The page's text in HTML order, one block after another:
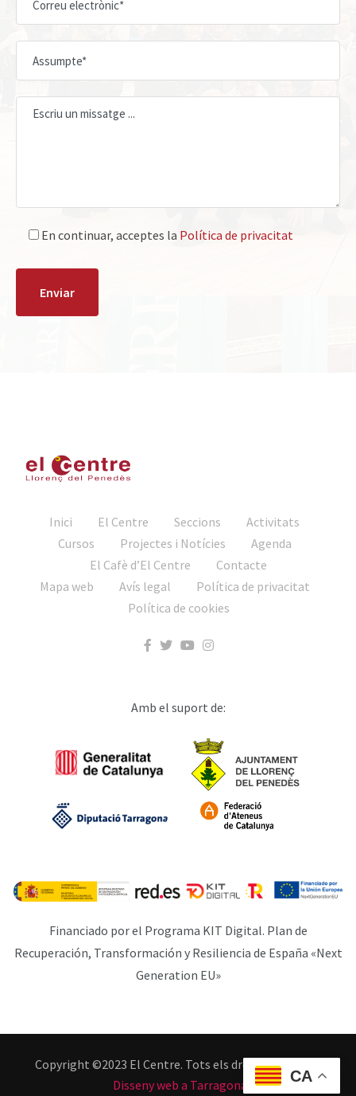
En continuar, acceptes la Política de privacitat
Inici El Centre Seccions
Activitats
Cursos
Projectes i Notícies
Agenda
El Cafè d’El Centre
Contacte
Mapa web
Avís legal
Política de privacitat
Política de cookies
Amb el suport de:
Financiado por el Programa KIT Digital. Plan de
Recuperación, Transformación y Resiliencia de España «Next
Generation EU»
Copyright ©2023 El Centre. Tots els drets reservats. |
Disseny web a Tarragona
CA